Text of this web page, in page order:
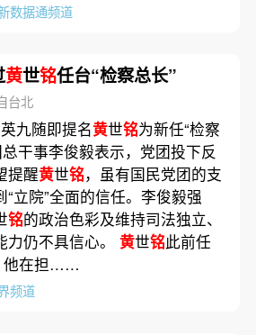
数据通频道
黄世铭任台“检察总长”
台北
九随即提名黄世铭为新任“检察
干事李俊毅表示，党团投下反
提醒黄世铭，虽有国民党团的支
立院”全面的信任。李俊毅强
铭的政治色彩及维持司法独立、
仍不具信心。 黄世铭此前任
他在担……
频道